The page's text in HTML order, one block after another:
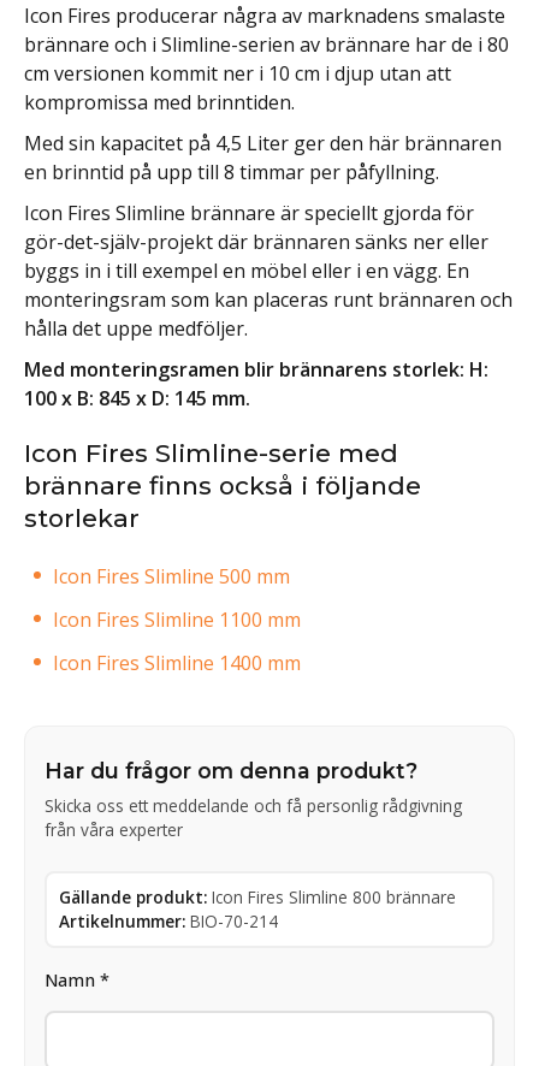
Icon Fires producerar några av marknadens smalaste
brännare och i Slimline-serien av brännare har de i 80
cm versionen kommit ner i 10 cm i djup utan att
kompromissa med brinntiden.
Med sin kapacitet på 4,5 Liter ger den här brännaren
en brinntid på upp till 8 timmar per påfyllning.
Icon Fires Slimline brännare är speciellt gjorda för
gör-det-själv-projekt där brännaren sänks ner eller
byggs in i till exempel en möbel eller i en vägg. En
monteringsram som kan placeras runt brännaren och
hålla det uppe medföljer.
Med monteringsramen blir brännarens storlek: H:
100 x B: 845 x D: 145 mm.
Icon Fires Slimline-serie med
brännare finns också i följande
storlekar
Icon Fires Slimline 500 mm
Icon Fires Slimline 1100 mm
Icon Fires Slimline 1400 mm
Har du frågor om denna produkt?
Skicka oss ett meddelande och få personlig rådgivning
från våra experter
Gällande produkt: Icon Fires Slimline 800 brännare
Artikelnummer: BIO-70-214
Namn *